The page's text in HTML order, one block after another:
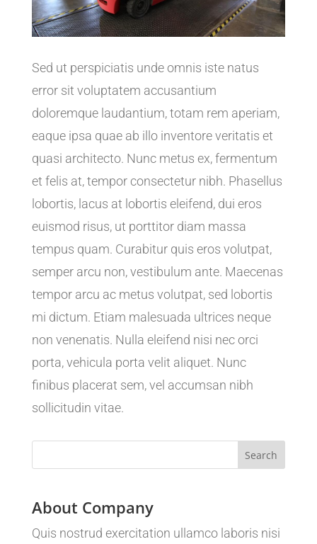
Sed ut perspiciatis unde omnis iste natus
error sit voluptatem accusantium
doloremque laudantium, totam rem aperiam,
eaque ipsa quae ab illo inventore veritatis et
quasi architecto. Nunc metus ex, fermentum
et felis at, tempor consectetur nibh. Phasellus
lobortis, lacus at lobortis eleifend, dui eros
euismod risus, ut porttitor diam massa
tempus quam. Curabitur quis eros volutpat,
semper arcu non, vestibulum ante. Maecenas
tempor arcu ac metus volutpat, sed lobortis
mi dictum. Etiam malesuada ultrices neque
non venenatis. Nulla eleifend nisi nec orci
porta, vehicula porta velit aliquet. Nunc
finibus placerat sem, vel accumsan nibh
sollicitudin vitae.
About Company
Quis nostrud exercitation ullamco laboris nisi